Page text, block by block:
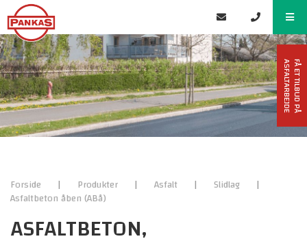
Forside | Produkter | Asfalt | Slidlag |
Asfaltbeton åben (ABå)
F
Å
E
T
T
I
L
B
U
D
P
Å
A
S
F
A
L
T
A
R
B
E
J
D
E
ASFALTBETON,